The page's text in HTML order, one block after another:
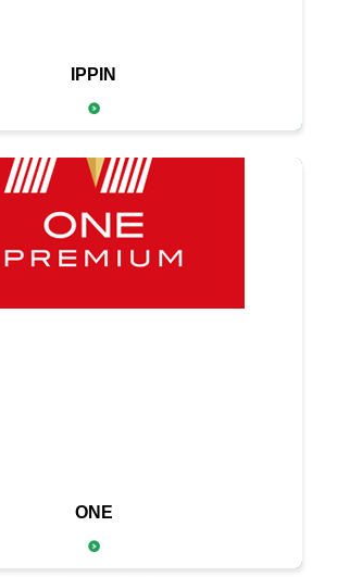
最高の素材と伝統の味が融合
唯一無二の高級ブランド
IPPIN
そのひと皿を特別なオンリーワンにする
高品質な定番ブランド「ONE」。
ONE